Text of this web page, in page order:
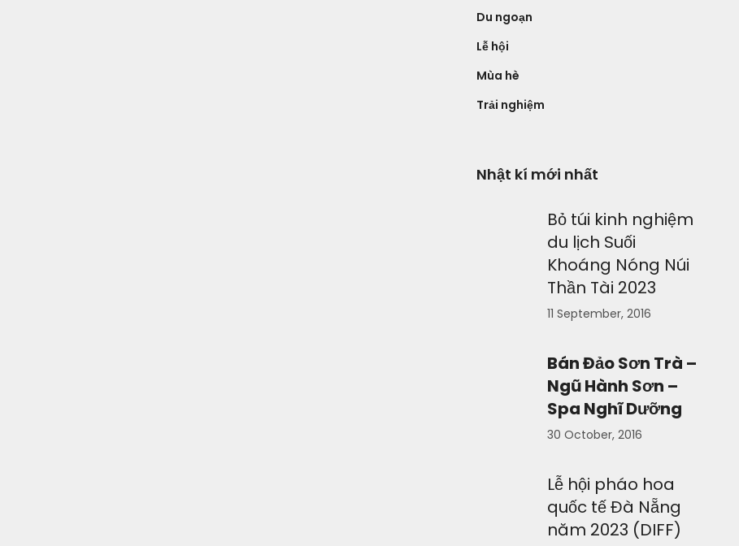
Du ngoạn
Lễ hội
Mùa hè
Trải nghiệm
Nhật kí mới nhất
Bỏ túi kinh nghiệm
du lịch Suối
Khoáng Nóng Núi
Thần Tài 2023
11 September, 2016
Bán Đảo Sơn Trà –
Ngũ Hành Sơn –
Spa Nghĩ Dưỡng
30 October, 2016
Lễ hội pháo hoa
quốc tế Đà Nẵng
năm 2023 (DIFF)